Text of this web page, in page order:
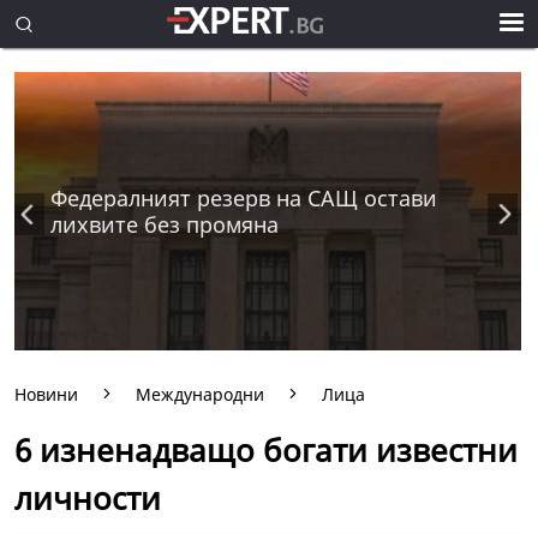
Федералният резерв на САЩ остави
лихвите без промяна
Новини Международни Лица
6 изненадващо богати известни
личности